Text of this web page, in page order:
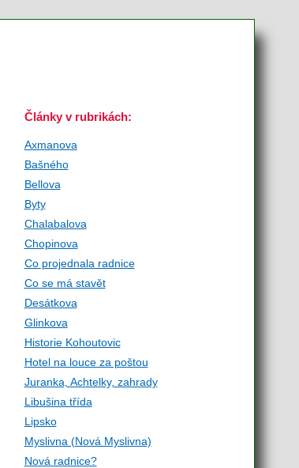
Články v rubrikách:
Axmanova
Bašného
Bellova
Byty
Chalabalova
Chopinova
Co projednala radnice
Co se má stavět
Desátkova
Glinkova
Historie Kohoutovic
Hotel na louce za poštou
Juranka, Achtelky, zahrady
Libušina třída
Lipsko
Myslivna (Nová Myslivna)
Nová radnice?